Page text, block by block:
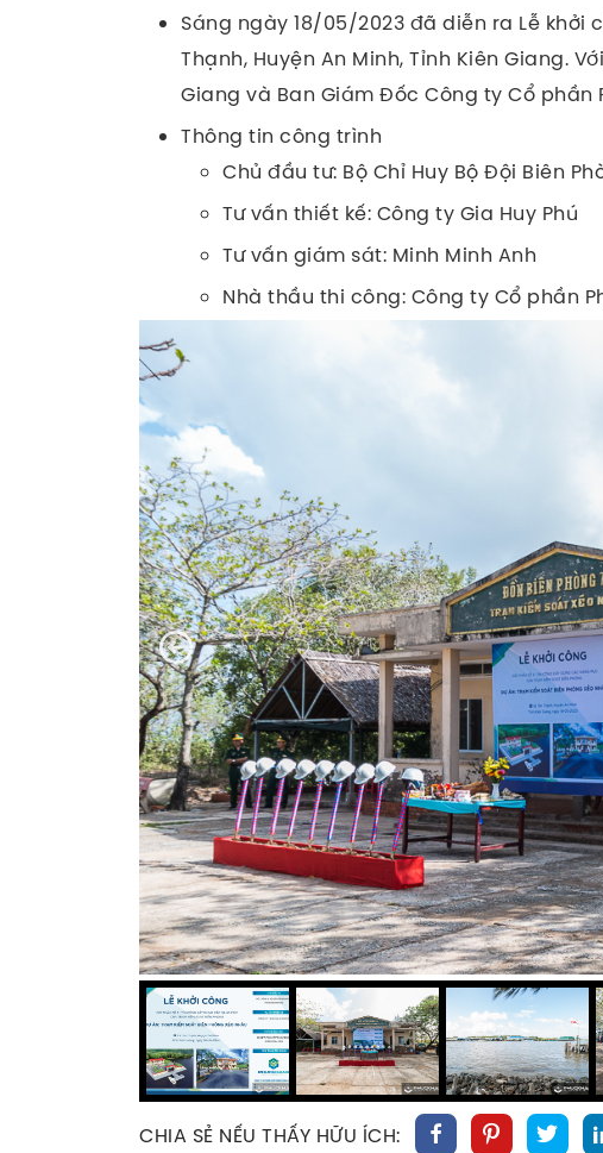
Sáng ngày 18/05/2023 đã diễn ra Lễ khởi
Thạnh, Huyện An Minh, Tỉnh Kiên Giang.
Giang và Ban Giám Đốc Công ty Cổ phần
Thông tin công trình
Chủ đầu tư: Bộ Chỉ Huy Bộ Đội Biên
Tư vấn thiết kế: Công ty Gia Huy Phú
Tư vấn giám sát: Minh Minh Anh
Nhà thầu thi công: Công ty Cổ phần
CHIA SẺ NẾU THẤY HỮU ÍCH: